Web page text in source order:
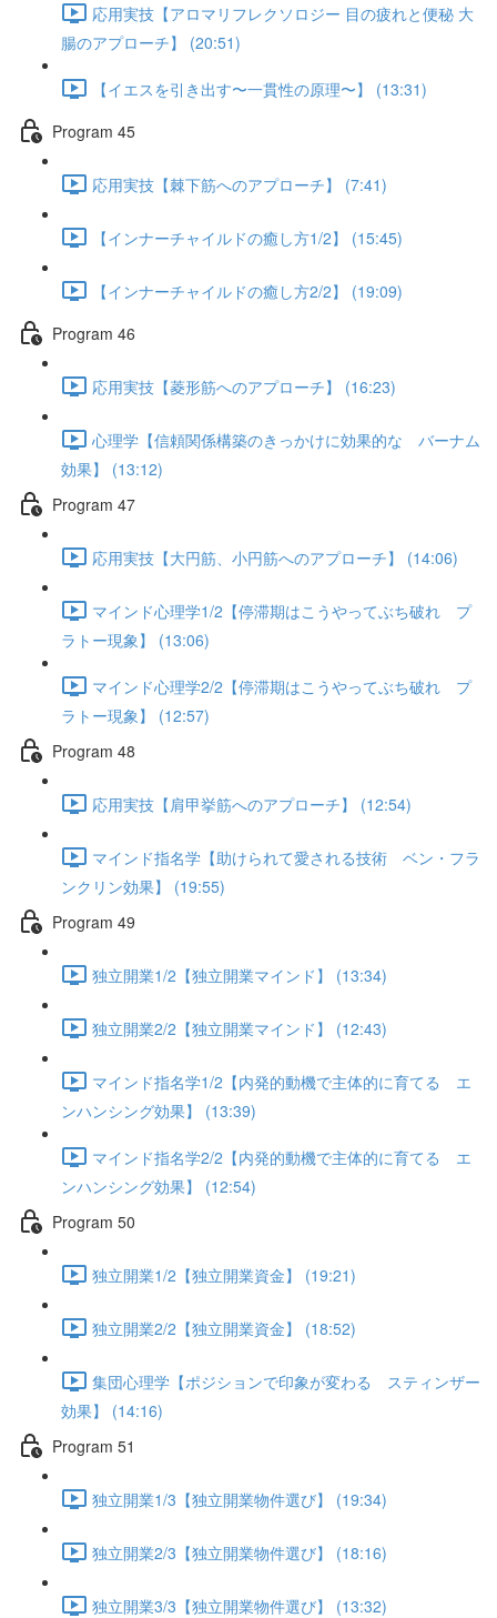
応用実技【アロマリフレクソロジー 目の疲れと便秘 大
腸のアプローチ】 (20:51)
【イエスを引き出す〜一貫性の原理〜】 (13:31)
Program 45
応用実技【棘下筋へのアプローチ】 (7:41)
【インナーチャイルドの癒し方1/2】 (15:45)
【インナーチャイルドの癒し方2/2】 (19:09)
Program 46
応用実技【菱形筋へのアプローチ】 (16:23)
心理学【信頼関係構築のきっかけに効果的な バーナム
効果】 (13:12)
Program 47
応用実技【大円筋、小円筋へのアプローチ】 (14:06)
マインド心理学1/2【停滞期はこうやってぶち破れ プ
ラトー現象】 (13:06)
マインド心理学2/2【停滞期はこうやってぶち破れ プ
ラトー現象】 (12:57)
Program 48
応用実技【肩甲挙筋へのアプローチ】 (12:54)
マインド指名学【助けられて愛される技術 ベン・フラ
ンクリン効果】 (19:55)
Program 49
独立開業1/2【独立開業マインド】 (13:34)
独立開業2/2【独立開業マインド】 (12:43)
マインド指名学1/2【内発的動機で主体的に育てる エ
ンハンシング効果】 (13:39)
マインド指名学2/2【内発的動機で主体的に育てる エ
ンハンシング効果】 (12:54)
Program 50
独立開業1/2【独立開業資金】 (19:21)
独立開業2/2【独立開業資金】 (18:52)
集団心理学【ポジションで印象が変わる スティンザー
効果】 (14:16)
Program 51
独立開業1/3【独立開業物件選び】 (19:34)
独立開業2/3【独立開業物件選び】 (18:16)
独立開業3/3【独立開業物件選び】 (13:32)